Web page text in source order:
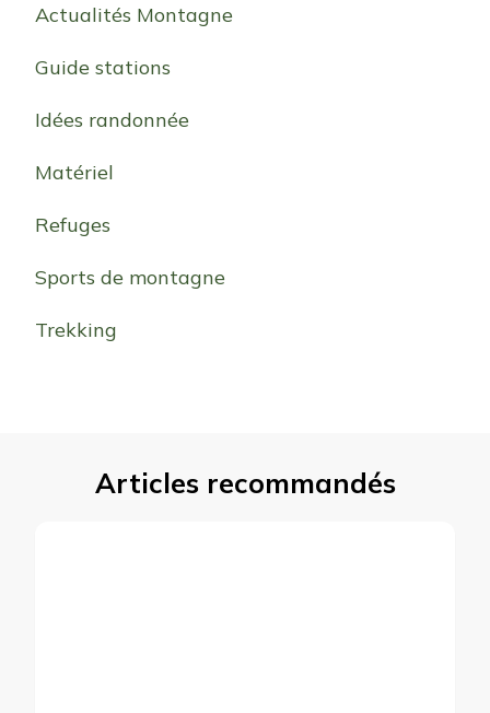
Actualités Montagne
Guide stations
Idées randonnée
Matériel
Refuges
Sports de montagne
Trekking
Articles recommandés